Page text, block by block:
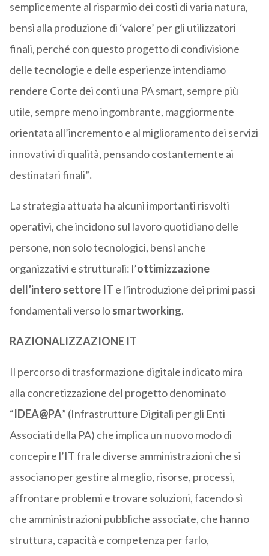
semplicemente al risparmio dei costi di varia natura,
bensì alla produzione di ‘valore’ per gli utilizzatori
finali, perché con questo progetto di condivisione
delle tecnologie e delle esperienze intendiamo
rendere Corte dei conti una PA smart, sempre più
utile, sempre meno ingombrante, maggiormente
orientata all’incremento e al miglioramento dei servizi
innovativi di qualità, pensando costantemente ai
destinatari finali”.
La strategia attuata ha alcuni importanti risvolti
operativi, che incidono sul lavoro quotidiano delle
persone, non solo tecnologici, bensì anche
organizzativi e strutturali: l’ottimizzazione
dell’intero settore IT e l’introduzione dei primi passi
fondamentali verso losmartworking.
RAZIONALIZZAZIONE IT
Il percorso di trasformazione digitale indicato mira
alla concretizzazione del progetto denominato
“IDEA@PA” (Infrastrutture Digitali per gli Enti
Associati della PA) che implica un nuovo modo di
concepire l’IT fra le diverse amministrazioni che si
associano per gestire al meglio, risorse, processi,
affrontare problemi e trovare soluzioni, facendo sì
che amministrazioni pubbliche associate, che hanno
struttura, capacità e competenza per farlo,